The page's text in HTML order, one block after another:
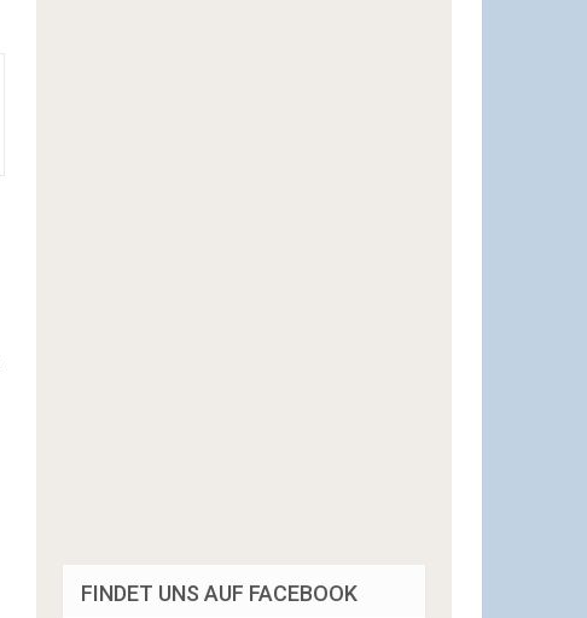
FINDET UNS AUF FACEBOOK